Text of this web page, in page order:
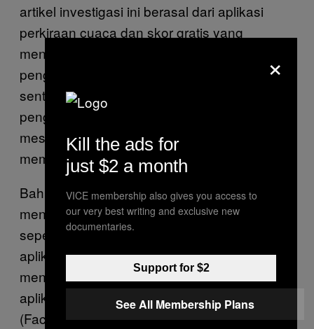
artikel investigasi ini berasal dari aplikasi
perkiraan cuaca dan skor gratis yang
mendeanonimkan dan menjual data
penggunanya. Ratusan aplikasi game,
senter, dan podcast gratis meminta izin
pengguna untuk memonetisasi datanya,
meskipun mereka sebenarnya tidak begitu
memerlukan izin apa pun.
Bahkan aplikasi yang tidak sembarangan
mengambil data juga seringnya berfungsi
seperti itu. Facebook dan rangkaian
aplikasinya (Instagram, Messenger, dll.)
mengumpulkan data dari kebiasaanmu di
aplikasi dan langsung dari ponselmu
(Facebook mati-matian menyembunyikan
×
Kill the ads for
just $2 a month
VICE membership also gives you access to
our very best writing and exclusive new
documentaries.
Support for $2
See All Membership Plans